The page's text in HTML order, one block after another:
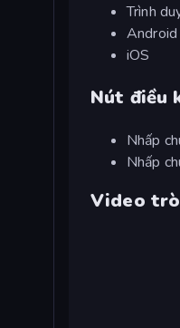
Trình
Android
iOS
Nút điều
Nhấp
Nhấp
Video